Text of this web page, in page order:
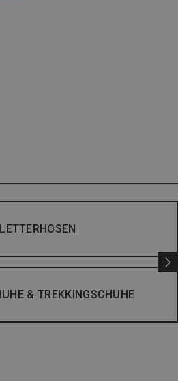
& TREKKINGSCHUHE